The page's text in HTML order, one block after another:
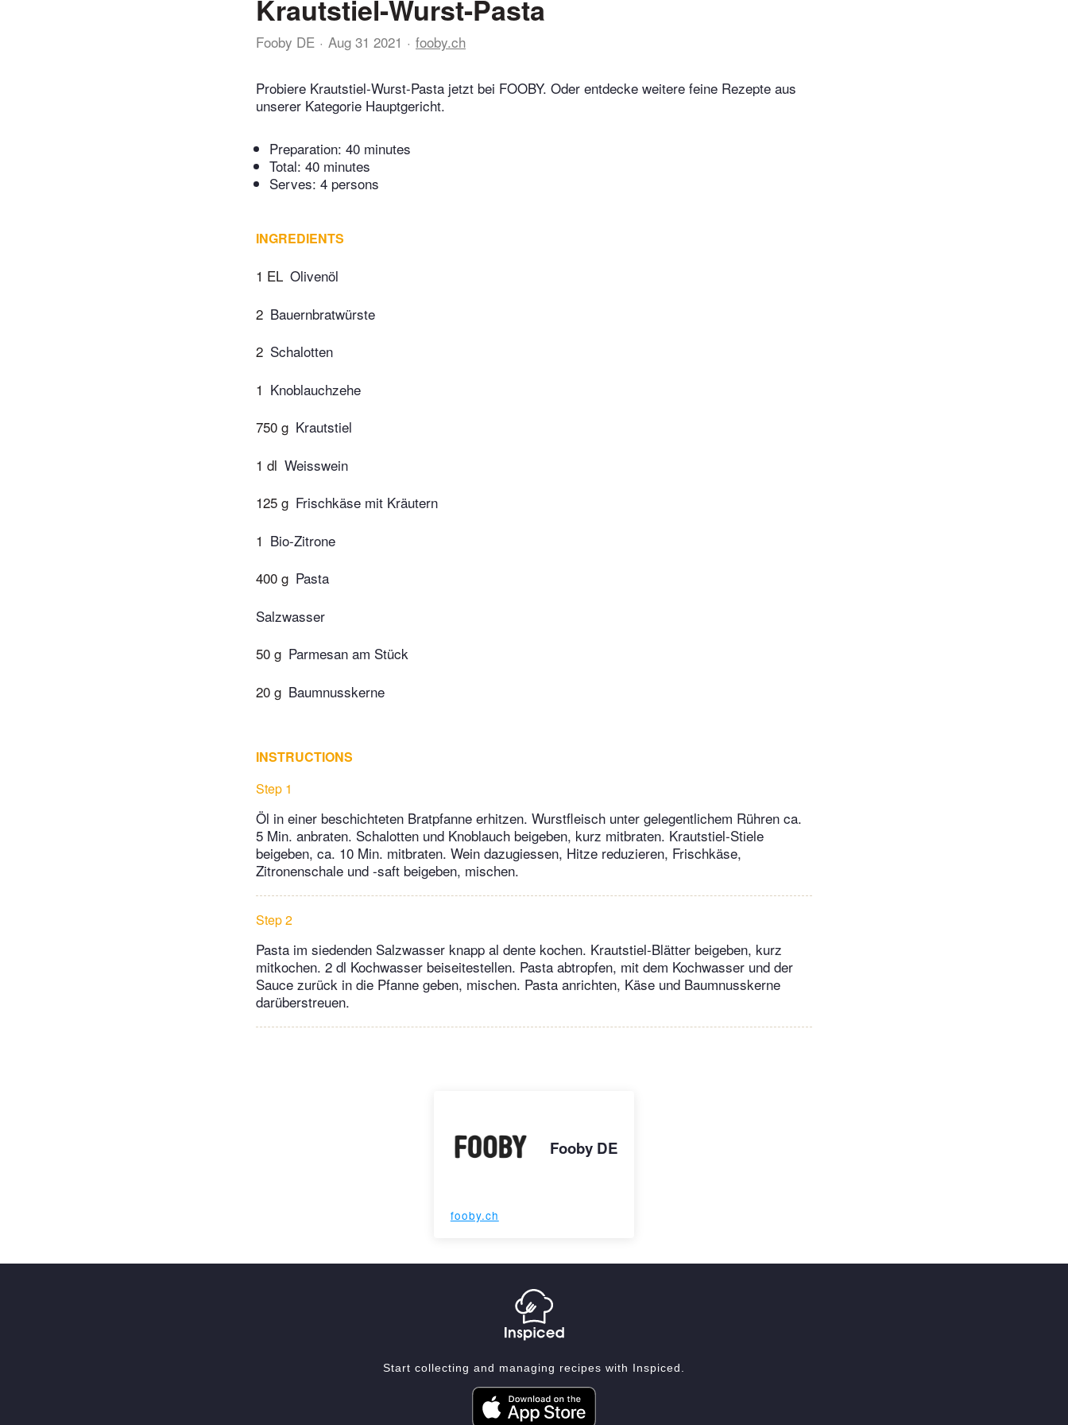
Krautstiel-Wurst-Pasta
Fooby DE Aug 31 2021 fooby.ch
Probiere Krautstiel-Wurst-Pasta jetzt bei FOOBY. Oder entdecke weitere feine Rezepte aus
unserer Kategorie Hauptgericht.
Preparation: 40 minutes
Total: 40 minutes
Serves: 4 persons
INGREDIENTS
1 EL Olivenöl
2 Bauernbratwürste
2 Schalotten
1 Knoblauchzehe
750 g Krautstiel
1 dl Weisswein
125 g Frischkäse mit Kräutern
1 Bio-Zitrone
400 g Pasta
Salzwasser
50 g Parmesan am Stück
20 g Baumnusskerne
INSTRUCTIONS
Step 1
Öl in einer beschichteten Bratpfanne erhitzen. Wurstfleisch unter gelegentlichem Rühren ca.
5 Min. anbraten. Schalotten und Knoblauch beigeben, kurz mitbraten. Krautstiel-Stiele
beigeben, ca. 10 Min. mitbraten. Wein dazugiessen, Hitze reduzieren, Frischkäse,
Zitronenschale und -saft beigeben, mischen.
Step 2
Pasta im siedenden Salzwasser knapp al dente kochen. Krautstiel-Blätter beigeben, kurz
mitkochen. 2 dl Kochwasser beiseitestellen. Pasta abtropfen, mit dem Kochwasser und der
Sauce zurück in die Pfanne geben, mischen. Pasta anrichten, Käse und Baumnusskerne
darüberstreuen.
Fooby DE
fooby.ch
Start collecting and managing recipes with Inspiced.